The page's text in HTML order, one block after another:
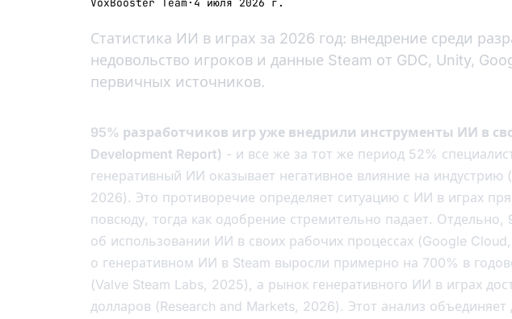
VoxBooster Team · 4 июля 2026 г.
Статистика ИИ в играх за 2026 год: внедрение среди
недовольство игроков и данные Steam от GDC, Unity,
первичных источников.
95% разработчиков игр уже внедрили инструменты ИИ в
Development Report) - и все же за тот же период 52%
генеративный ИИ оказывает негативное влияние на индустрию
2026). Это противоречие определяет ситуацию с ИИ в играх
повсюду, тогда как одобрение стремительно падает.
об использовании ИИ в своих рабочих процессах (Google
о генеративном ИИ в Steam выросли примерно на 700% в
(Valve Steam Labs, 2025), а рынок генеративного ИИ в играх
долларов (Research and Markets, 2026). Этот анализ